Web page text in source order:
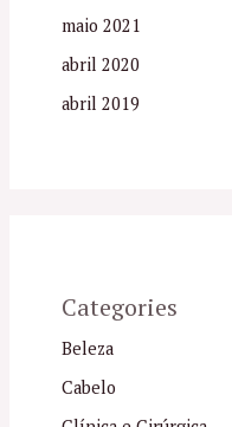
maio 2021
abril 2020
abril 2019
Categories
Beleza
Cabelo